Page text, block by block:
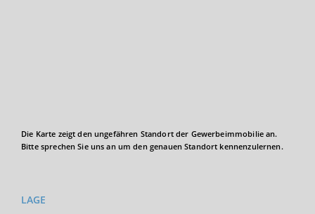
Die Karte zeigt den ungefähren Standort der Gewerbeimmobilie an.
Bitte sprechen Sie uns an um den genauen Standort kennenzulernen.
LAGE